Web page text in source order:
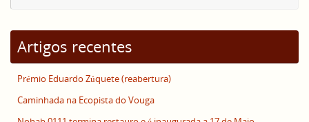
Artigos recentes
Prémio Eduardo Zúquete (reabertura)
Caminhada na Ecopista do Vouga